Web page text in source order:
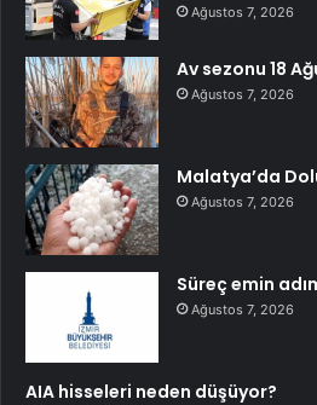
Ağustos 7, 2026
Av sezonu 18
Ağustos 7, 2026
Malatya’da
Ağustos 7, 2026
Süreç emin
Ağustos 7, 2026
AIA hisseleri neden düşüyor?